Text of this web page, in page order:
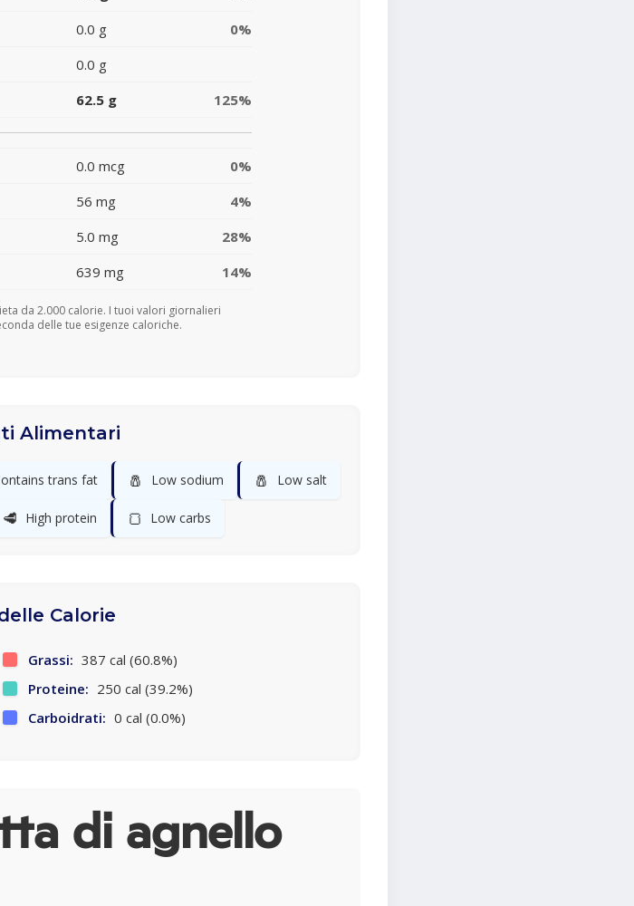
0.0 g
0%
0.0 g
62.5 g 125%
0.0 mcg
0%
56 mg
4%
5.0 mg
28%
639 mg 14%
da 2.000 calorie. I tuoi valori giornalieri
delle tue esigenze caloriche.
Alimentari
trans fat 🧂 Low sodium 🧂 Low salt
🥩 High protein 🍞 Low carbs
Calorie
Grassi: 387 cal (60.8%)
Proteine: 250 cal (39.2%)
Carboidrati: 0 cal (0.0%)
di agnello